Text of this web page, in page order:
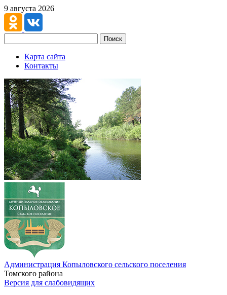
9 августа 2026
Поиск
Карта сайта
Контакты
Администрация Копыловского сельского поселения
Томского района
Версия для слабовидящих